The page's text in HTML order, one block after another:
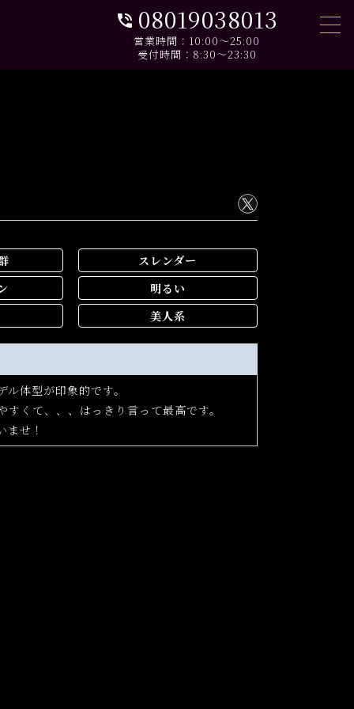
phone_in_talk 08019038013
営業時間：10:00〜25:00
受付時間：8:30〜23:30
スレンダー
明るい
美人系
体型が印象的です。
すくて、、、はっきり言って最高です。
ませ！